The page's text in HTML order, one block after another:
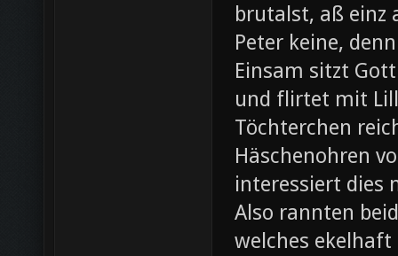
brutalst, aß einz
Peter keine,
Einsam sitzt
und flirtet mit
Töchterchen
Häschenohren
interessiert dies
Also rannten
welches